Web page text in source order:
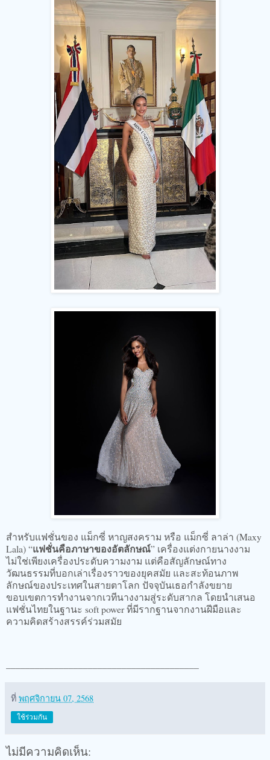
สำหรับแฟชั่นของ แม็กซี่ หาญสงคราม หรือ แม็กซี่ ลาล่า (Maxy
Lala) “แฟชั่นคือภาษาของอัตลักษณ์” เครื่องแต่งกายนางงาม
ไม่ใช่เพียงเครื่องประดับความงาม แต่คือสัญลักษณ์ทาง
วัฒนธรรมที่บอกเล่าเรื่องราวของยุคสมัย และสะท้อนภาพ
ลักษณ์ของประเทศในสายตาโลก ปัจจุบันเธอกำลังขยาย
ขอบเขตการทำงานจากเวทีนางงามสู่ระดับสากล โดยนำเสนอ
แฟชั่นไทยในฐานะ soft power ที่มีรากฐานจากงานฝีมือและ
ความคิดสร้างสรรค์ร่วมสมัย
ที่ พฤศจิกายน 07, 2568
ใช้ร่วมกัน
ไม่มีความคิดเห็น: